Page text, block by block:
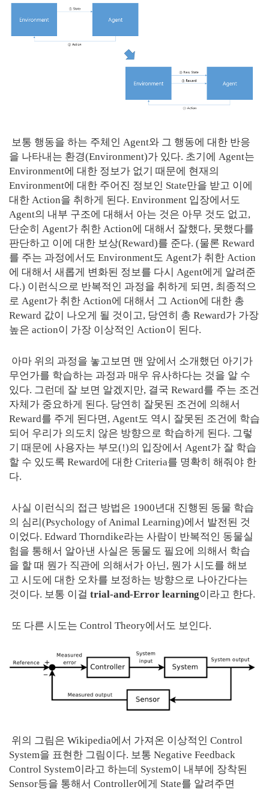
보통 행동을 하는 주체인 Agent와 그 행동에 대한 반응
을 나타내는 환경(Environment)가 있다. 초기에 Agent는
Environment에 대한 정보가 없기 때문에 현재의
Environment에 대한 주어진 정보인 State만을 받고 이에
대한 Action을 취하게 된다. Environment 입장에서도
Agent의 내부 구조에 대해서 아는 것은 아무 것도 없고,
단순히 Agent가 취한 Action에 대해서 잘했다, 못했다를
판단하고 이에 대한 보상(Reward)를 준다. (물론 Reward
를 주는 과정에서도 Environment도 Agent가 취한 Action
에 대해서 새롭게 변화된 정보를 다시 Agent에게 알려준
다.) 이런식으로 반복적인 과정을 취하게 되면, 최종적으
로 Agent가 취한 Action에 대해서 그 Action에 대한 총
Reward 값이 나오게 될 것이고, 당연히 총 Reward가 가장
높은 action이 가장 이상적인 Action이 된다.
아마 위의 과정을 놓고보면 맨 앞에서 소개했던 아기가
무언가를 학습하는 과정과 매우 유사하다는 것을 알 수
있다. 그런데 잘 보면 알겠지만, 결국 Reward를 주는 조건
자체가 중요하게 된다. 당연히 잘못된 조건에 의해서
Reward를 주게 된다면, Agent도 역시 잘못된 조건에 학습
되어 우리가 의도치 않은 방향으로 학습하게 된다. 그렇
기 때문에 사용자는 부모(!)의 입장에서 Agent가 잘 학습
할 수 있도록 Reward에 대한 Criteria를 명확히 해줘야 한
다.
사실 이런식의 접근 방법은 1900년대 진행된 동물 학습
의 심리(Psychology of Animal Learning)에서 발전된 것
이었다. Edward Thorndike라는 사람이 반복적인 동물실
험을 통해서 알아낸 사실은 동물도 필요에 의해서 학습
을 할 때 뭔가 직관에 의해서가 아닌, 뭔가 시도를 해보
고 시도에 대한 오차를 보정하는 방향으로 나아간다는
것이다. 보통 이걸 trial-and-Error learning이라고 한다.
또 다른 시도는 Control Theory에서도 보인다.
위의 그림은 Wikipedia에서 가져온 이상적인 Control
System을 표현한 그림이다. 보통 Negative Feedback
Control System이라고 하는데 System이 내부에 장착된
Sensor등을 통해서 Controller에게 State를 알려주면